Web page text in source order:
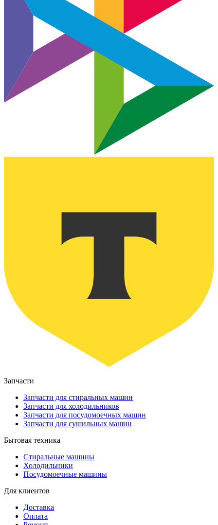
Запчасти
Запчасти для стиральных машин
Запчасти для холодильников
Запчасти для посудомоечных машин
Запчасти для сушильных машин
Бытовая техника
Стиральные машины
Холодильники
Посудомоечные машины
Для клиентов
Доставка
Оплата